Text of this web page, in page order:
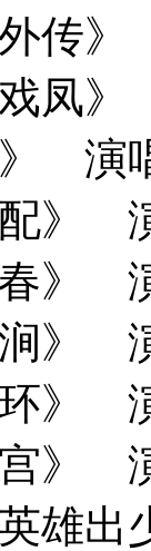
传
凤
演
》
》
》
》
》
雄